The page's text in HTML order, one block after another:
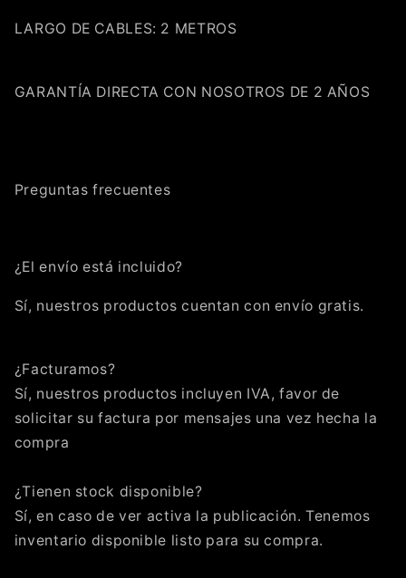
LARGO DE CABLES: 2 METROS
GARANTÍA DIRECTA CON NOSOTROS DE 2 AÑOS
Preguntas frecuentes
¿El envío está incluido?
Sí, nuestros productos cuentan con envío gratis.
¿Facturamos?
Sí, nuestros productos incluyen IVA, favor de
solicitar su factura por mensajes una vez hecha la
compra
¿Tienen stock disponible?
Sí, en caso de ver activa la publicación. Tenemos
inventario disponible listo para su compra.